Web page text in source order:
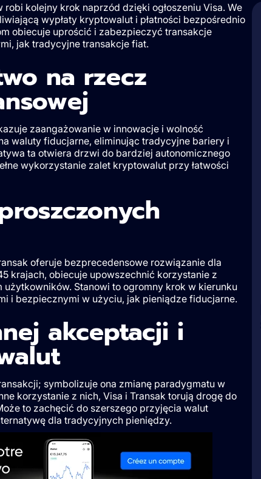
kolejny krok naprzód dzięki ogłoszeniu Visa. We
wypłaty kryptowalut i płatności bezpośrednio
obiecuje uprościć i zabezpieczyć transakcje
jak tradycyjne transakcje fiat.
na rzecz
zaangażowanie w innowacje i wolność
waluty fiducjarne, eliminując tradycyjne bariery i
ta otwiera drzwi do bardziej autonomicznego
wykorzystanie zalet kryptowalut przy łatwości
oferuje bezprecedensowe rozwiązanie dla
krajach, obiecuje upowszechnić korzystanie z
Stanowi to ogromny krok w kierunku
i bezpiecznymi w użyciu, jak pieniądze fiducjarne.
akceptacji i
symbolizuje ona zmianę paradygmatu w
korzystanie z nich, Visa i Transak torują drogę do
to zachęcić do szerszego przyjęcia walut
dla tradycyjnych pieniędzy.